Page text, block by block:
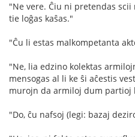
"Ne vere. Ĉiu ni pretendas
tie loĝas kaŝas."
"Ĉu li estas malkompetanta
"Ne, lia edzino kolektas
mensogas al li ke ŝi aĉestis
murojn da armiloj dum partioj
"Do, ĉu nafsoj (legi: bazaj